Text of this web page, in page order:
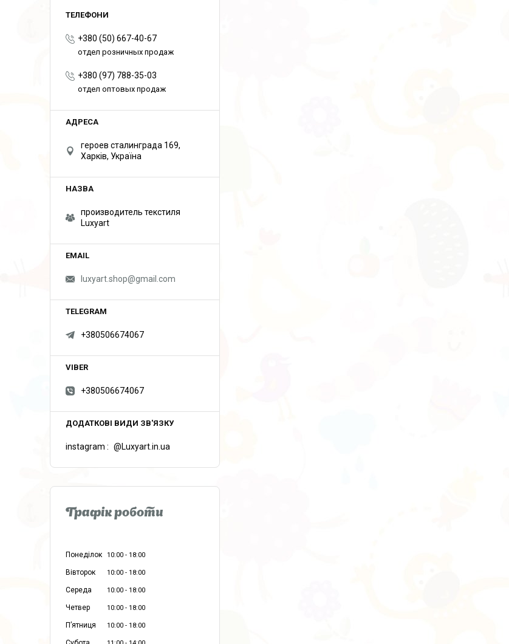
+380 (50) 667-40-67
отдел розничных продаж
+380 (97) 788-35-03
отдел оптовых продаж
героев сталинграда 169,
Харків, Україна
производитель текстиля
Luxyart
luxyart.shop@gmail.com
+380506674067
+380506674067
instagram @Luxyart.in.ua
Графік роботи
Понеділок 10:00 18:00
Вівторок 10:00 18:00
Середа 10:00 18:00
Четвер 10:00 18:00
Пʼятниця 10:00 18:00